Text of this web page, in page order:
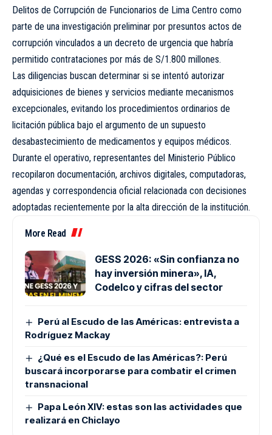
Delitos de Corrupción de Funcionarios de Lima Centro como
parte de una investigación preliminar por presuntos actos de
corrupción vinculados a un decreto de urgencia que habría
permitido contrataciones por más de S/1.800 millones.
Las diligencias buscan determinar si se intentó autorizar
adquisiciones de bienes y servicios mediante mecanismos
excepcionales, evitando los procedimientos ordinarios de
licitación pública bajo el argumento de un supuesto
desabastecimiento de medicamentos y equipos médicos.
Durante el operativo, representantes del Ministerio Público
recopilaron documentación, archivos digitales, computadoras,
agendas y correspondencia oficial relacionada con decisiones
adoptadas recientemente por la alta dirección de la institución.
More Read
GESS 2026: «Sin confianza no
hay inversión minera», IA,
Codelco y cifras del sector
Perú al Escudo de las Américas: entrevista a
Rodríguez Mackay
¿Qué es el Escudo de las Américas?: Perú
buscará incorporarse para combatir el crimen
transnacional
Papa León XIV: estas son las actividades que
realizará en Chiclayo